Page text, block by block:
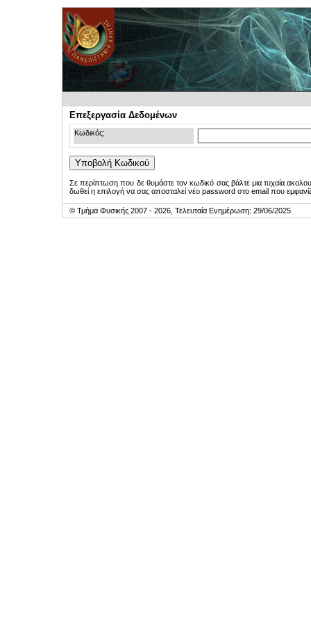
Επεξεργασία Δεδομένων
Κωδικός:
Σε περίπτωση που δε θυμάστε τον κωδικό σας βάλτε μια τυχαία
δωθεί η επιλογή να σας αποσταλεί νέο password στο email που
© Τμήμα Φυσικής 2007 - 2026, Τελευταία Ενημέρωση: 29/06/2025